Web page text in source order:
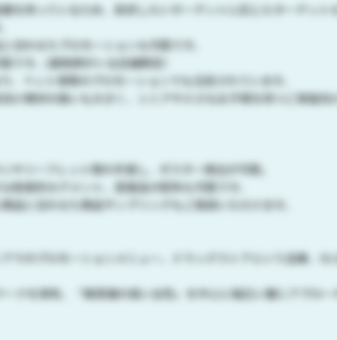
を持っているため、訴求したいターゲットに応じたターゲット
わせたプロモーションも可能です。
す。(薬剤師がいる店舗限定）
ペット保険のプロモーションでも注目されています。
け商材の扱いも大きく、シニアや小さなお子様を持つご家庭向
やリーフレット類の手渡し、ポスター掲出が可能。
疾患別セグメント、医薬品の配布も可能です。
品に合わせた商品サンプリングもご相談いただけます。
でのプロモーションメニュー。ドラッグストアという主婦、OL
クを保有。「美意識の高い女性」を中心に幅広い層にアプロー